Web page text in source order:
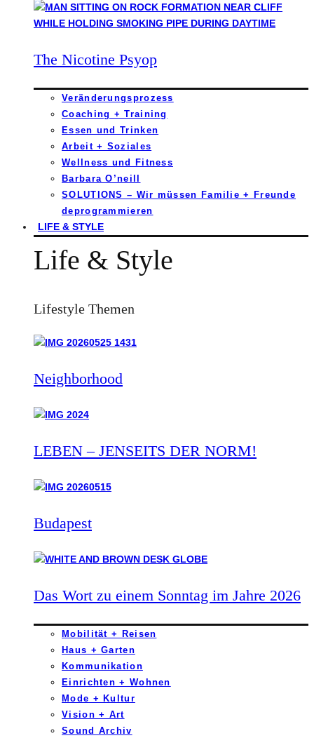
The Nicotine Psyop
Veränderungsprozess
Coaching + Training
Essen und Trinken
Arbeit + Soziales
Wellness und Fitness
Barbara O’neill
SOLUTIONS – Wir müssen Familie + Freunde
deprogrammieren
LIFE & STYLE
Life & Style
Lifestyle Themen
Neighborhood
LEBEN – JENSEITS DER NORM!
Budapest
Das Wort zu einem Sonntag im Jahre 2026
Mobilität + Reisen
Haus + Garten
Kommunikation
Einrichten + Wohnen
Mode + Kultur
Vision + Art
Sound Archiv